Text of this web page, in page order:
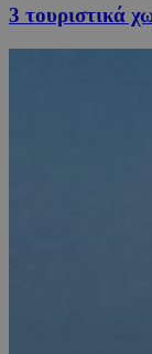
3 τουριστικά